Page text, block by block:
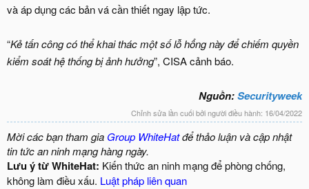
và áp dụng các bản vá cần thiết ngay lập tức.
“Kẻ tấn công có thể khai thác một số lỗ hổng này để chiếm quyền
kiểm soát hệ thống bị ảnh hưởng”, CISA cảnh báo.
Nguồn:Securityweek
Chỉnh sửa lần cuối bởi người điều hành: 16/04/2022
Mời các bạn tham gia Group WhiteHatđể thảo luận và cập nhật
tin tức an ninh mạng hàng ngày.
Lưu ý từ WhiteHat: Kiến thức an ninh mạng để phòng chống,
không làm điều xấu. Luật pháp liên quan